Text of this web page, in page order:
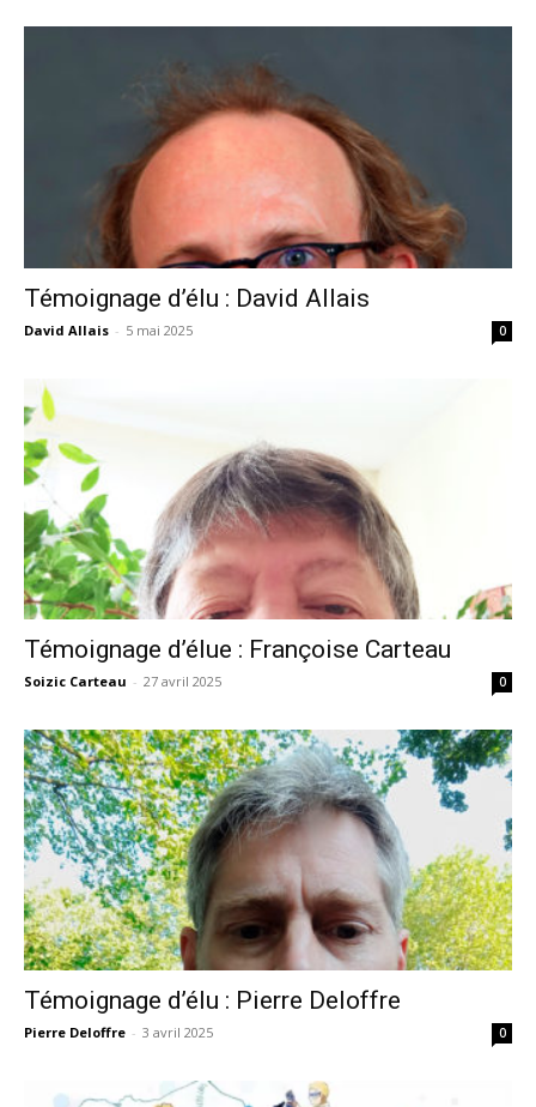
Témoignage d’élu : David Allais
David Allais - 5 mai 2025 0
Témoignage d’élue : Françoise Carteau
Soizic Carteau - 27 avril 2025 0
Témoignage d’élu : Pierre Deloffre
Pierre Deloffre - 3 avril 2025 0